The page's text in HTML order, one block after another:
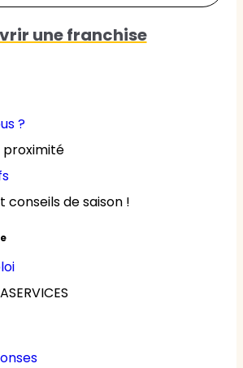
?
proximité
conseils de saison !
une franchise